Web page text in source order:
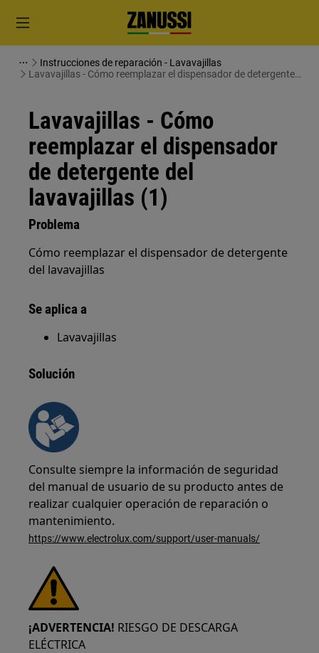
Instrucciones de reparación - Lavavajillas
Lavavajillas - Cómo reemplazar el dispensador de detergente
Lavavajillas - Cómo
reemplazar el dispensador
de detergente del
lavavajillas (1)
Problema
Cómo reemplazar el dispensador de detergente
del lavavajillas
Se aplica a
Lavavajillas
Solución
Consulte siempre la información de seguridad
del manual de usuario de su producto antes de
realizar cualquier operación de reparación o
mantenimiento.
https://www.electrolux.com/support/user-manuals/
¡ADVERTENCIA! RIESGO DE DESCARGA
ELÉCTRICA